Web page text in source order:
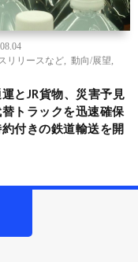
リリースなど
動向/展望
とJR貨物、災害予見
トラックを迅速確保
付きの鉄道輸送を開